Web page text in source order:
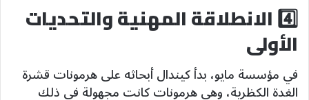
4️⃣ الانطلاقة المهنية والتحديات
الأولى
في مؤسسة مايو، بدأ كيندال أبحاثه على هرمونات قشرة
الغدة الكظرية، وهي هرمونات كانت مجهولة في ذلك